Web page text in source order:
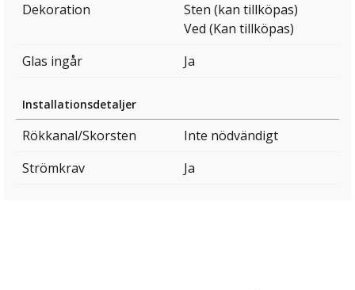
Dekoration
Sten (kan tillköpas)
Ved (Kan tillköpas)
Glas ingår
Ja
Installationsdetaljer
Rökkanal/Skorsten
Inte nödvändigt
Strömkrav
Ja